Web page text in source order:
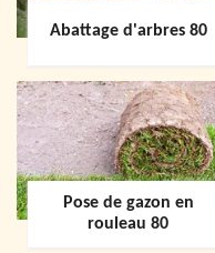
Abattage d'arbres 80
Pose de gazon en
rouleau 80